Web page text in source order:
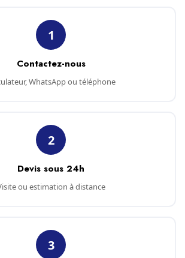
1
Contactez-nous
WhatsApp ou téléphone
2
Devis sous 24h
ou estimation à distance
3